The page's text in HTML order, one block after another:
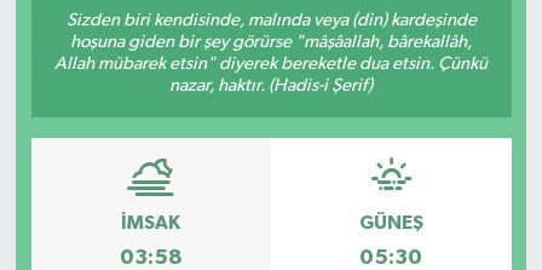
Sizden biri kendisinde, malında veya (din) kardeşinde
hoşuna giden bir şey görürse "mâşâallah, bârekallâh,
Allah mübarek etsin" diyerek bereketle dua etsin. Çünkü
nazar, haktır. (Hadis-i Şerif)
İMSAK
03:58
GÜNEŞ
05:30
Haber Arşivi